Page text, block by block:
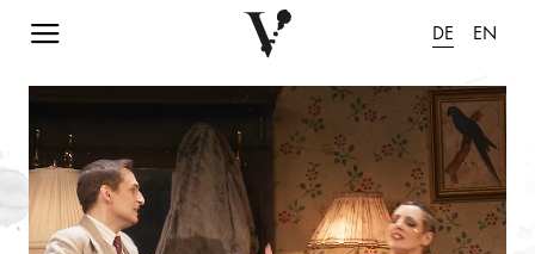
Navigation einblenden DE EN
Animation pausieren